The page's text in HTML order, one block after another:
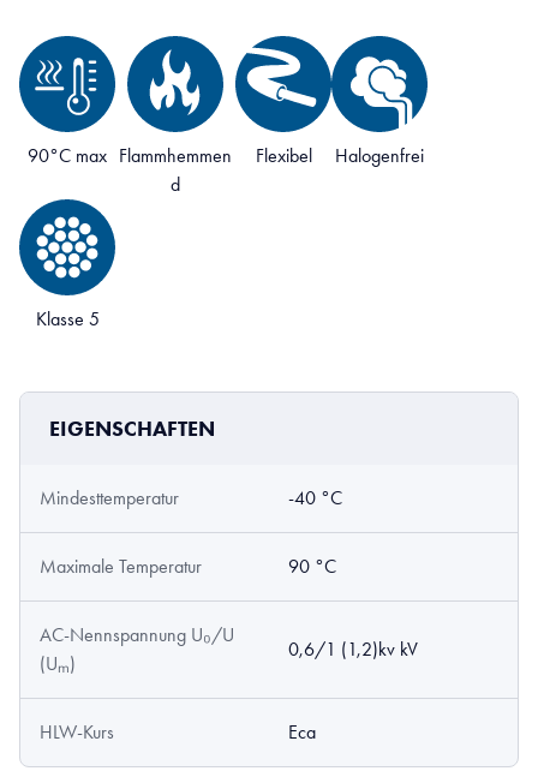
90°C max Flammhemmen
d
Flexibel Halogenfrei
Klasse 5
EIGENSCHAFTEN
Mindesttemperatur -40 °C
Maximale Temperatur 90 °C
AC-Nennspannung U₀/U
(Uₘ)
0,6/1 (1,2)kv kV
HLW-Kurs Eca